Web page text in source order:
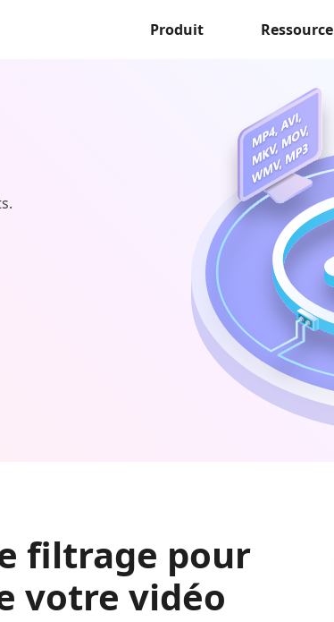
Produit Ressource
filtrage pour
votre vidéo